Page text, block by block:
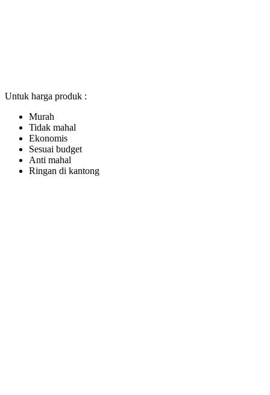
Untuk harga produk :
Murah
Tidak mahal
Ekonomis
Sesuai budget
Anti mahal
Ringan di kantong